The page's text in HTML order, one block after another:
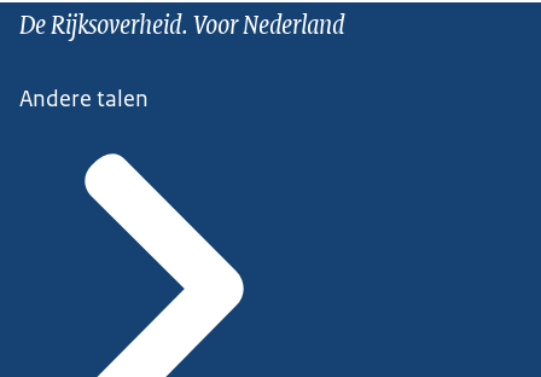
De Rijksoverheid. Voor Nederland
Andere talen